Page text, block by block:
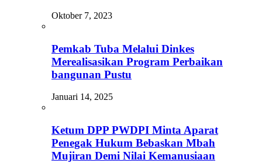
Oktober 7, 2023
Pemkab Tuba Melalui Dinkes
Merealisasikan Program Perbaikan
bangunan Pustu
Januari 14, 2025
Ketum DPP PWDPI Minta Aparat
Penegak Hukum Bebaskan Mbah
Mujiran Demi Nilai Kemanusiaan